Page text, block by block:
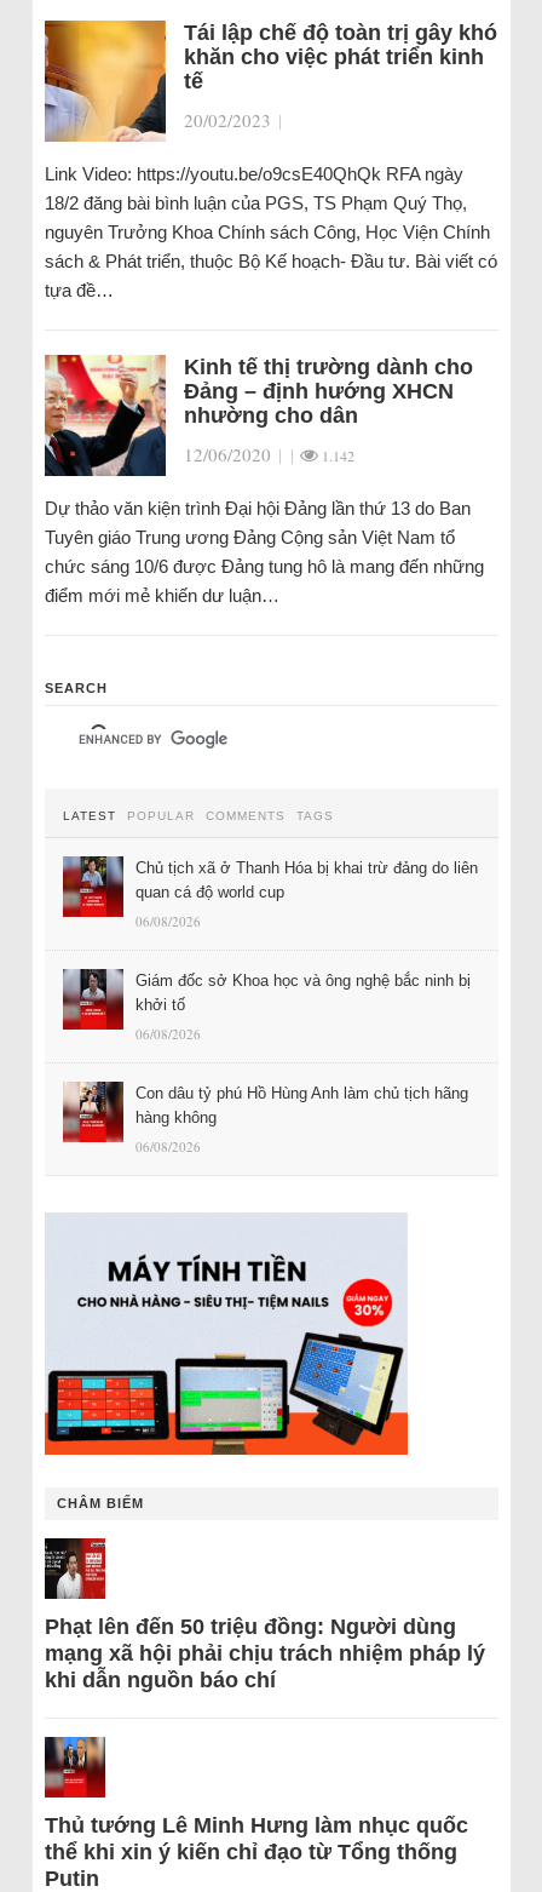
Tái lập chế độ toàn trị gây khó
khăn cho việc phát triển kinh
tế
20/02/2023 |
Link Video: https://youtu.be/o9csE40QhQk RFA ngày
18/2 đăng bài bình luận của PGS, TS Phạm Quý Thọ,
nguyên Trưởng Khoa Chính sách Công, Học Viện Chính
sách & Phát triển, thuộc Bộ Kế hoạch- Đầu tư. Bài viết có
tựa đề…
Kinh tế thị trường dành cho
Đảng – định hướng XHCN
nhường cho dân
12/06/2020 | | 1.142
Dự thảo văn kiện trình Đại hội Đảng lần thứ 13 do Ban
Tuyên giáo Trung ương Đảng Cộng sản Việt Nam tổ
chức sáng 10/6 được Đảng tung hô là mang đến những
điểm mới mẻ khiến dư luận…
SEARCH
LATEST POPULAR COMMENTS TAGS
Chủ tịch xã ở Thanh Hóa bị khai trừ đảng do liên
quan cá độ world cup
06/08/2026
Giám đốc sở Khoa học và ông nghệ bắc ninh bị
khởi tố
06/08/2026
Con dâu tỷ phú Hồ Hùng Anh làm chủ tịch hãng
hàng không
06/08/2026
CHÂM BIẾM
Phạt lên đến 50 triệu đồng: Người dùng
mạng xã hội phải chịu trách nhiệm pháp lý
khi dẫn nguồn báo chí
Thủ tướng Lê Minh Hưng làm nhục quốc
thể khi xin ý kiến chỉ đạo từ Tổng thống
Putin